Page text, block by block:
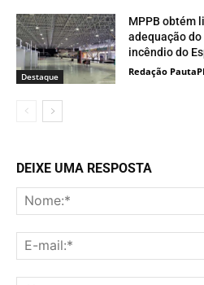
Destaque
MPPB obtém
adequação
incêndio do
Redação
DEIXE UMA RESPOSTA